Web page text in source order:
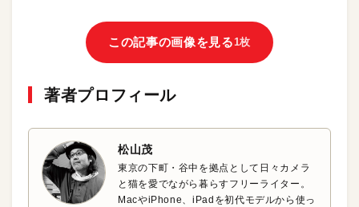
この記事の画像を見る1枚
著者プロフィール
松山茂
東京の下町・谷中を拠点として日々カメラ
と猫を愛でながら暮らすフリーライター。
MacやiPhone、iPadを初代モデルから使っ